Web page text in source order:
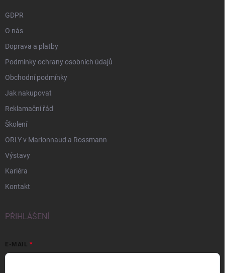
GDPR
O nás
Doprava a platby
Podmínky ochrany osobních údajů
Obchodní podmínky
Jak nakupovat
Reklamační řád
Školení
ORLY v Marionnaud a Rossmann
Výstavy
Kariéra
Kontakt
PŘIHLÁŠENÍ
E-MAIL